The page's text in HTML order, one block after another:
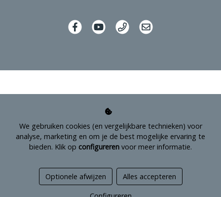
We gebruiken cookies (en vergelijkbare technieken) voor
analyse, marketing en om je de best mogelijke ervaring te
bieden. Klik op configureren voor meer informatie.
Optionele afwijzen Alles accepteren
Managed hosting
Webshopontwikkeling